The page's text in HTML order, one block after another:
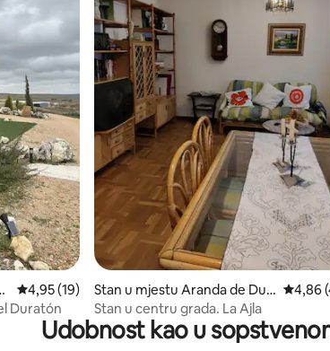
prosječna ocjena 4,95 od 5, recenzija: 19
4,95 (19)
Duratón
Stan u mjestu Aranda de Due
ro
4,86
Stan u centru grada. La Ajla
Udobnost kao u